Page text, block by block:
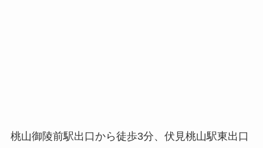
桃山御陵前駅出口から徒歩3分、伏見桃山駅東出口